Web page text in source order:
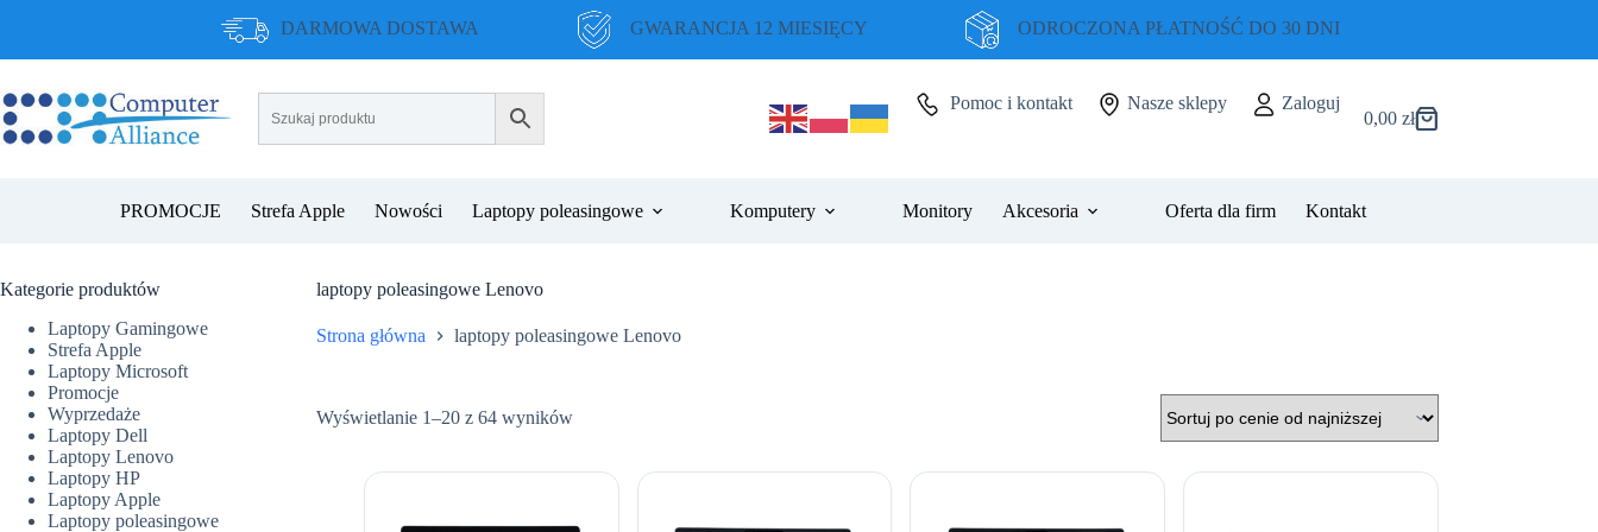
DARMOWA DOSTAWA GWARANCJA 12 MIESIĘCY ODROCZONA PŁATNOŚĆ DO 30 DNI
Pomoc i kontakt Nasze sklepy
Zaloguj
Koszyk
0,00 zł
PROMOCJE Strefa Apple Nowości Laptopy poleasingowe Komputery Monitory Akcesoria Oferta dla firm Kontakt
laptopy poleasingowe Lenovo
Strona główna laptopy poleasingowe Lenovo
Wyświetlanie 1–20 z 64 wynikówPosortowane
do
Kategorie produktów
Laptopy Gamingowe
Strefa Apple
Laptopy Microsoft
Promocje
Wyprzedaże
Laptopy Dell
Laptopy Lenovo
Laptopy HP
Laptopy Apple
Laptopy poleasingowe